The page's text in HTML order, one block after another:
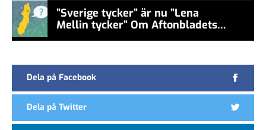
”Sverige tycker” är nu ”Lena
Mellin tycker” Om Aftonbladets
undersökningar
Dela på Facebook
Dela på Twitter